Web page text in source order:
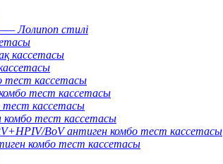
Лолипоп стилі
кассетасы
тест кассетасы
тест кассетасы
тест кассетасы
тест кассетасы
BoV антиген комбо тест кассетасы
комбо тест кассетасы